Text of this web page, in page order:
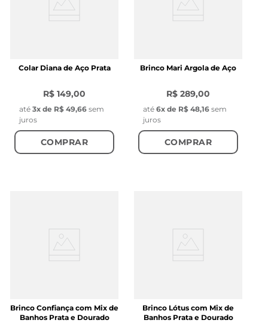
Colar Diana de Aço Prata
R$ 149,00
até 3x de R$ 49,66 sem
juros
COMPRAR
Brinco Mari Argola de Aço
R$ 289,00
até 6x de R$ 48,16 sem
juros
COMPRAR
Brinco Confiança com Mix de
Banhos Prata e Dourado
Brinco Lótus com Mix de
Banhos Prata e Dourado